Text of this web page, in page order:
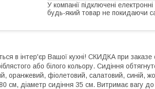
У компанії підключені
будь-який товар не покидаючи
в інтер'єр Вашої кухні! СКИДКА при
або білого кольору. Сидіння
оранжевий, фіолетовий, салатовий, синій,
см, діаметр сидіння 35 см. Витримає вагу до